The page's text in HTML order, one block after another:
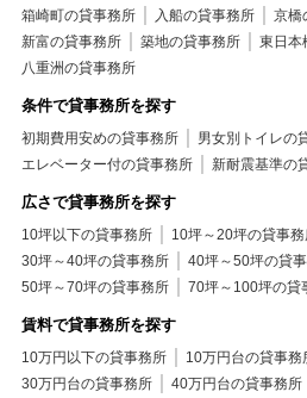
箱崎町の貸事務所
入船の貸事務所 京橋
新富の貸事務所
築地の貸事務所 東日本
八重洲の貸事務所
条件で貸事務所を探す
初期費用安めの貸事務所
男女別トイレの
エレベーター付の貸事務所
新耐震基準の
広さで貸事務所を探す
10坪以下の貸事務所 10坪～20坪の貸事務
30坪～40坪の貸事務所
40坪～50坪の貸
50坪～70坪の貸事務所
70坪～100坪の貸
賃料で貸事務所を探す
10万円以下の貸事務所 10万円台の貸事務
30万円台の貸事務所
40万円台の貸事務所